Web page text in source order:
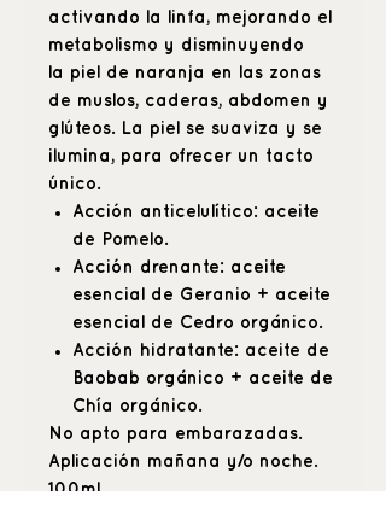
activando la linfa, mejorando el
metabolismo y disminuyendo
la piel de naranja en las zonas
de muslos, caderas, abdomen y
glúteos. La piel se suaviza y se
ilumina, para ofrecer un tacto
único.
Acción anticelulítico: aceite
de Pomelo.
Acción drenante: aceite
esencial de Geranio + aceite
esencial de Cedro orgánico.
Acción hidratante: aceite de
Baobab orgánico + aceite de
Chía orgánico.
No apto para embarazadas.
Aplicación mañana y/o noche.
100ml.